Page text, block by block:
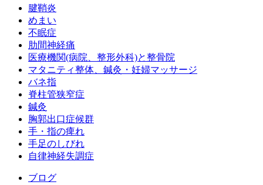
腱鞘炎
めまい
不眠症
肋間神経痛
医療機関(病院、整形外科)と整骨院
マタニティ整体、鍼灸・妊婦マッサージ
バネ指
脊柱管狭窄症
鍼灸
胸郭出口症候群
手・指の痺れ
手足のしびれ
自律神経失調症
ブログ